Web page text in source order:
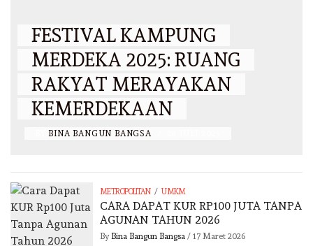
FESTIVAL KAMPUNG
MERDEKA 2025: RUANG
RAKYAT MERAYAKAN
KEMERDEKAAN
BINA BANGUN BANGSA
METROPOLITAN / UMKM
CARA DAPAT KUR RP100 JUTA TANPA
AGUNAN TAHUN 2026
By Bina Bangun Bangsa/ 17 Maret 2026